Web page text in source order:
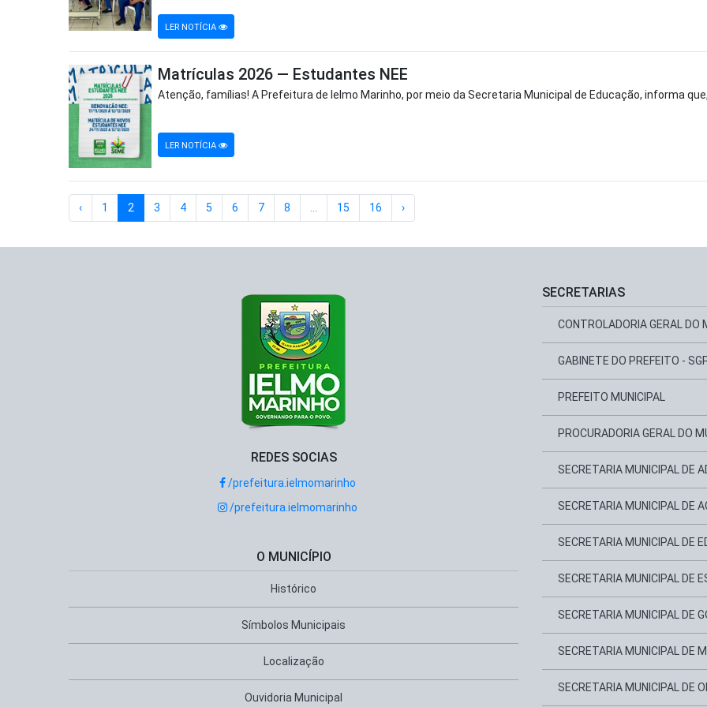
LER NOTÍCIA
Matrículas 2026 — Estudantes NEE
Atenção, famílias! A Prefeitura de Ielmo Marinho, por meio da Secretaria Municipal de Educação, informa que,
LER NOTÍCIA
‹ 1 2 3 4 5 6 7 8 15 16 ›
REDES SOCIAS
/prefeitura.ielmomarinho
/prefeitura.ielmomarinho
O MUNICÍPIO
Histórico
Símbolos Municipais
Localização
Ouvidoria Municipal
SECRETARIAS
CONTROLADORIA GERAL DO
GABINETE DO PREFEITO -
PREFEITO MUNICIPAL
PROCURADORIA GERAL DO
SECRETARIA MUNICIPAL DE
SECRETARIA MUNICIPAL DE
SECRETARIA MUNICIPAL DE
SECRETARIA MUNICIPAL DE
SECRETARIA MUNICIPAL DE
SECRETARIA MUNICIPAL DE
SECRETARIA MUNICIPAL DE